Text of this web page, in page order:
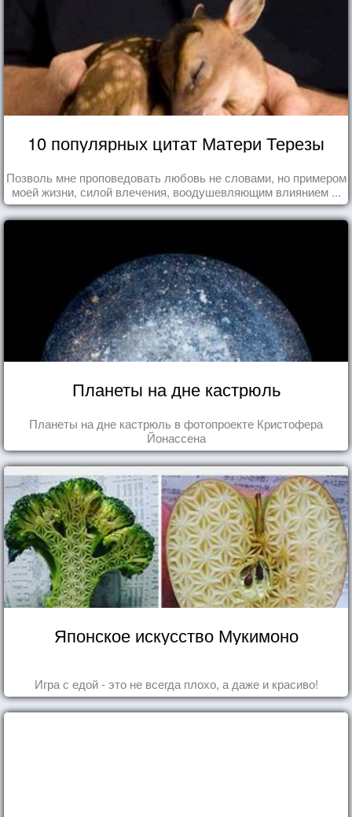
10 популярных цитат Матери Терезы
Позволь мне проповедовать любовь не словами, но примером
моей жизни, силой влечения, воодушевляющим влиянием ...
Планеты на дне кастрюль
Планеты на дне кастрюль в фотопроекте Кристофера
Йонассена
Японское искусство Мукимоно
Игра с едой - это не всегда плохо, а даже и красиво!